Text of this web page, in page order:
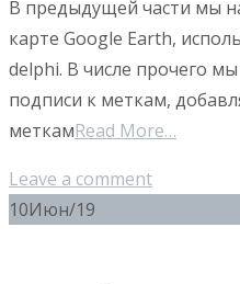
В предыдущей части мы
карте Google Earth,
delphi. В числе прочего
подписи к меткам,
меткамRead More…
Leave a comment
10Июн/19